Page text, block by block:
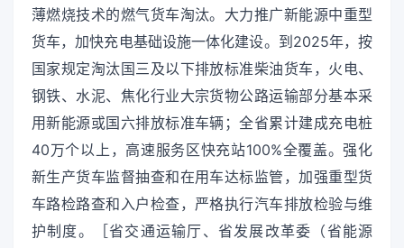
薄燃烧技术的燃气货车淘汰。大力推广新能源中重型
货车，加快充电基础设施一体化建设。到2025年，按
国家规定淘汰国三及以下排放标准柴油货车，火电、
钢铁、水泥、焦化行业大宗货物公路运输部分基本采
用新能源或国六排放标准车辆；全省累计建成充电桩
40万个以上，高速服务区快充站100%全覆盖。强化
新生产货车监督抽查和在用车达标监管，加强重型货
车路检路查和入户检查，严格执行汽车排放检验与维
护制度。［省交通运输厅、省发展改革委（省能源